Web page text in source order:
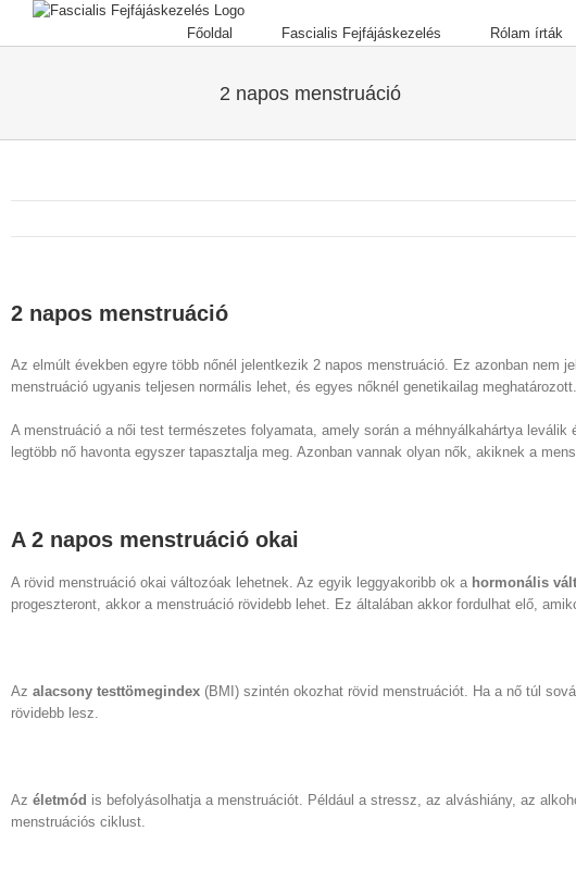
Főoldal Fascialis Fejfájáskezelés Rólam írták
2 napos menstruáció
2 napos menstruáció
Az elmúlt években egyre több nőnél jelentkezik 2 napos menstruáció. Ez azonban nem
menstruáció ugyanis teljesen normális lehet, és egyes nőknél genetikailag meghatározott.
A menstruáció a női test természetes folyamata, amely során a méhnyálkahártya
legtöbb nő havonta egyszer tapasztalja meg. Azonban vannak olyan nők, akiknek a
A 2 napos menstruáció okai
A rövid menstruáció okai változóak lehetnek. Az egyik leggyakoribb ok a hormonális
progeszteront, akkor a menstruáció rövidebb lehet. Ez általában akkor fordulhat elő,
Az alacsony testtömegindex (BMI) szintén okozhat rövid menstruációt. Ha a nő túl
rövidebb lesz.
Az életmód is befolyásolhatja a menstruációt. Például a stressz, az alváshiány, az
menstruációs ciklust.